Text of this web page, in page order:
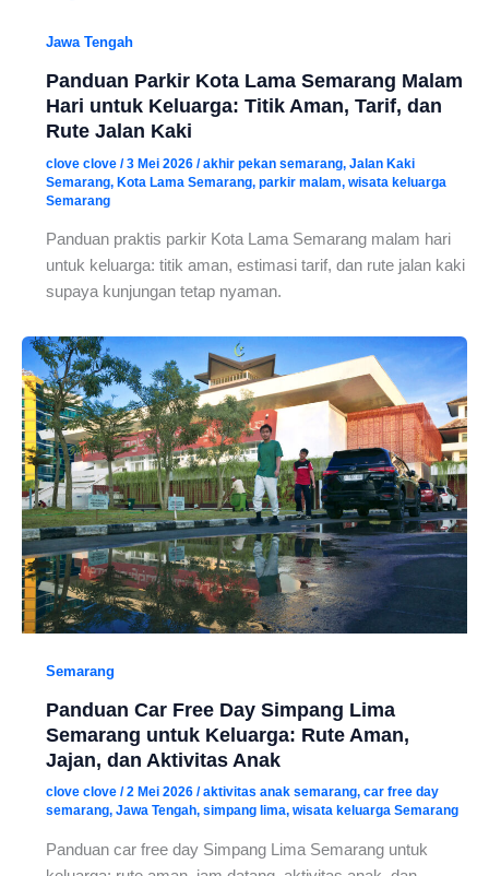
Jawa Tengah
Panduan Parkir Kota Lama Semarang Malam
Hari untuk Keluarga: Titik Aman, Tarif, dan
Rute Jalan Kaki
clove clove /3 Mei 2026 /akhir pekan semarang, Jalan Kaki
Semarang, Kota Lama Semarang, parkir malam, wisata keluarga
Semarang
Panduan praktis parkir Kota Lama Semarang malam hari
untuk keluarga: titik aman, estimasi tarif, dan rute jalan kaki
supaya kunjungan tetap nyaman.
Semarang
Panduan Car Free Day Simpang Lima
Semarang untuk Keluarga: Rute Aman,
Jajan, dan Aktivitas Anak
clove clove /2 Mei 2026 /aktivitas anak semarang, car free day
semarang, Jawa Tengah, simpang lima, wisata keluarga Semarang
Panduan car free day Simpang Lima Semarang untuk